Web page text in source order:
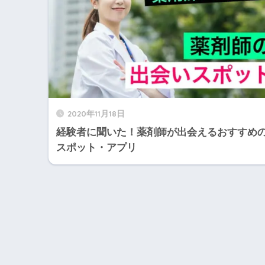
2020年11月18日
経験者に聞いた！薬剤師が出会えるおすすめ
スポット・アプリ